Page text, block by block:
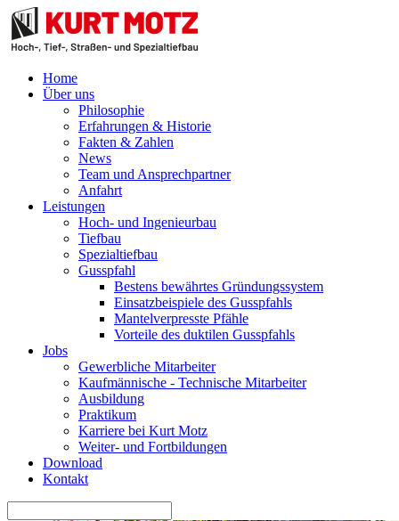
Home
Über uns
Philosophie
Erfahrungen & Historie
Fakten & Zahlen
News
Team und Ansprechpartner
Anfahrt
Leistungen
Hoch- und Ingenieurbau
Tiefbau
Spezialtiefbau
Gusspfahl
Bestens bewährtes Gründungssystem
Einsatzbeispiele des Gusspfahls
Mantelverpresste Pfähle
Vorteile des duktilen Gusspfahls
Jobs
Gewerbliche Mitarbeiter
Kaufmännische - Technische Mitarbeiter
Ausbildung
Praktikum
Karriere bei Kurt Motz
Weiter- und Fortbildungen
Download
Kontakt